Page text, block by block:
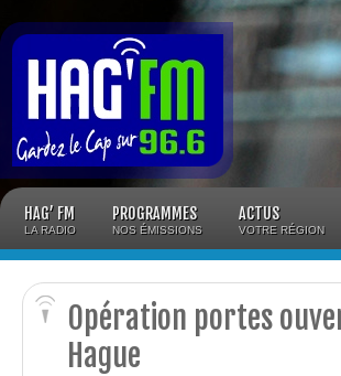
HAG’ FM
LA RADIO
PROGRAMMES
NOS ÉMISSIONS
ACTUS
VOTRE RÉGION
Opération portes
Hague
Panneau de gestion des cookies